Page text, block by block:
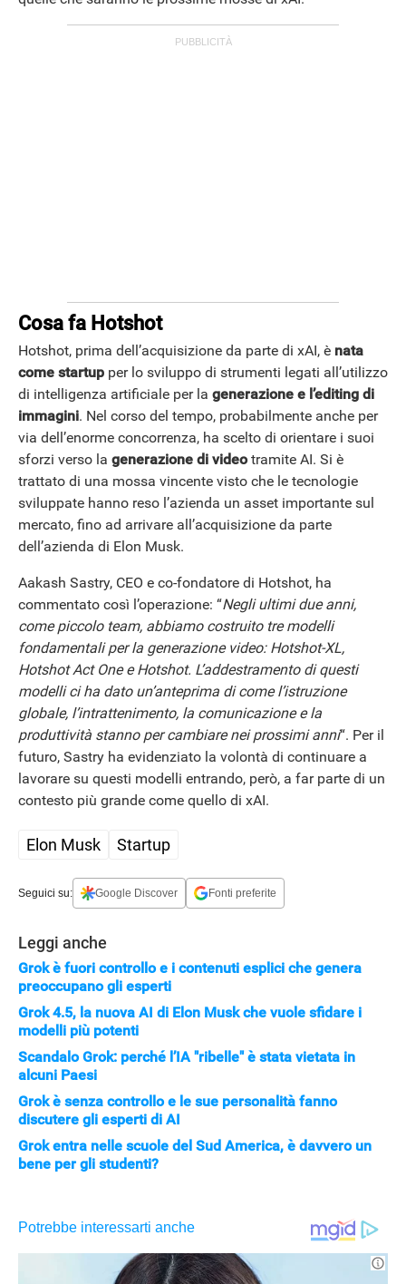
ANDROID
Cosa fa Hotshot
Hotshot, prima dell’acquisizione da parte di xAI, è nata
come startup per lo sviluppo di strumenti legati all’utilizzo
di intelligenza artificiale per la generazione e l’editing di
immagini. Nel corso del tempo, probabilmente anche per
via dell’enorme concorrenza, ha scelto di orientare i suoi
sforzi verso la generazione di videotramite AI. Si è
trattato di una mossa vincente visto che le tecnologie
sviluppate hanno reso l’azienda un asset importante sul
mercato, fino ad arrivare all’acquisizione da parte
dell’azienda di Elon Musk.
Aakash Sastry, CEO e co-fondatore di Hotshot, ha
commentato così l’operazione: “Negli ultimi due anni,
come piccolo team, abbiamo costruito tre modelli
fondamentali per la generazione video: Hotshot-XL,
Hotshot Act One e Hotshot. L’addestramento di questi
modelli ci ha dato un’anteprima di come l’istruzione
globale, l’intrattenimento, la comunicazione e la
produttività stanno per cambiare nei prossimi anni“. Per il
futuro, Sastry ha evidenziato la volontà di continuare a
lavorare su questi modelli entrando, però, a far parte di un
contesto più grande come quello di xAI.
Elon Musk Startup
Seguici su: Google Discover Fonti preferite
Leggi anche
Grok è fuori controllo e i contenuti esplici che genera
preoccupano gli esperti
Grok 4.5, la nuova AI di Elon Musk che vuole sfidare i
modelli più potenti
Scandalo Grok: perché l’IA "ribelle" è stata vietata in
alcuni Paesi
Grok è senza controllo e le sue personalità fanno
discutere gli esperti di AI
Grok entra nelle scuole del Sud America, è davvero un
bene per gli studenti?